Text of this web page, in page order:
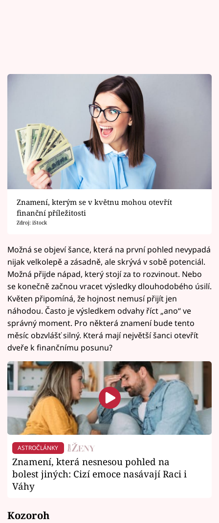
Znamení, kterým se v květnu mohou otevřít
finanční příležitosti
Zdroj: iStock
Možná se objeví šance, která na první pohled nevypadá
nijak velkolepě a zásadně, ale skrývá v sobě potenciál.
Možná přijde nápad, který stojí za to rozvinout. Nebo
se konečně začnou vracet výsledky dlouhodobého úsilí.
Květen připomíná, že hojnost nemusí přijít jen
náhodou. Často je výsledkem odvahy říct „ano“ ve
správný moment. Pro některá znamení bude tento
měsíc obzvlášť silný. Která mají největší šanci otevřít
dveře k finančnímu posunu?
ASTROČLÁNKY
Znamení, která nesnesou pohled na
bolest jiných: Cizí emoce nasávají Raci i
Váhy
Kozoroh